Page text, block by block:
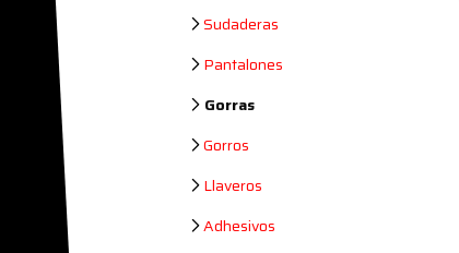
Sudaderas
Pantalones
Gorras
Gorros
Llaveros
Adhesivos